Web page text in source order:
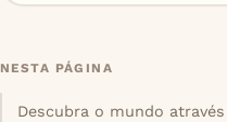
NESTA PÁGINA
Descubra o mundo